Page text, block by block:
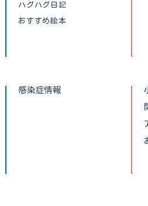
ハグハグ日記
おすすめ絵本
感染症情報